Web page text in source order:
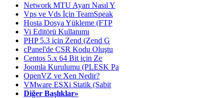
Network MTU Ayarı Nasıl Y
Vps ve Vds İçin TeamSpeak
Hosta Dosya Yükleme (FTP
Vi Editörü Kullanımı
PHP 5.3 için Zend (Zend G
cPanel'de CSR Kodu Oluştu
Centos 5.x 64 Bit için Ze
Joomla Kurulumu (PLESK Pa
OpenVZ ve Xen Nedir?
VMware ESXi Statik (Sabit
Diğer Başlıklar»